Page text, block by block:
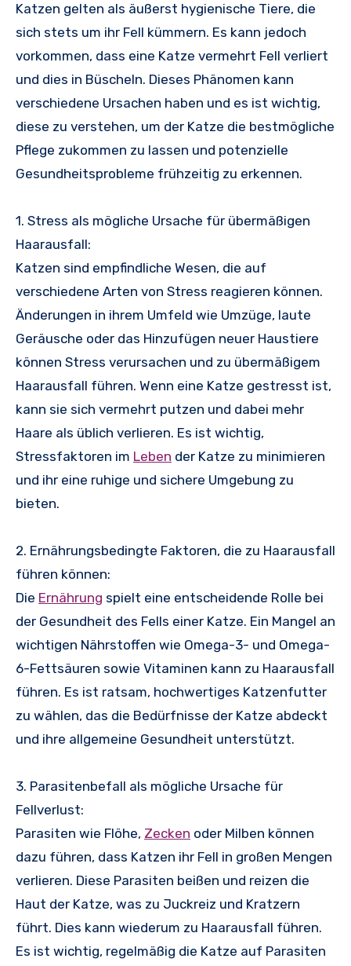
Katzen gelten als äußerst hygienische Tiere, die
sich stets um ihr Fell kümmern. Es kann jedoch
vorkommen, dass eine Katze vermehrt Fell verliert
und dies in Büscheln. Dieses Phänomen kann
verschiedene Ursachen haben und es ist wichtig,
diese zu verstehen, um der Katze die bestmögliche
Pflege zukommen zu lassen und potenzielle
Gesundheitsprobleme frühzeitig zu erkennen.
1. Stress als mögliche Ursache für übermäßigen
Haarausfall:
Katzen sind empfindliche Wesen, die auf
verschiedene Arten von Stress reagieren können.
Änderungen in ihrem Umfeld wie Umzüge, laute
Geräusche oder das Hinzufügen neuer Haustiere
können Stress verursachen und zu übermäßigem
Haarausfall führen. Wenn eine Katze gestresst ist,
kann sie sich vermehrt putzen und dabei mehr
Haare als üblich verlieren. Es ist wichtig,
Stressfaktoren im Leben der Katze zu minimieren
und ihr eine ruhige und sichere Umgebung zu
bieten.
2. Ernährungsbedingte Faktoren, die zu Haarausfall
führen können:
Die Ernährung spielt eine entscheidende Rolle bei
der Gesundheit des Fells einer Katze. Ein Mangel an
wichtigen Nährstoffen wie Omega-3- und Omega-
6-Fettsäuren sowie Vitaminen kann zu Haarausfall
führen. Es ist ratsam, hochwertiges Katzenfutter
zu wählen, das die Bedürfnisse der Katze abdeckt
und ihre allgemeine Gesundheit unterstützt.
3. Parasitenbefall als mögliche Ursache für
Fellverlust:
Parasiten wie Flöhe, Zecken oder Milben können
dazu führen, dass Katzen ihr Fell in großen Mengen
verlieren. Diese Parasiten beißen und reizen die
Haut der Katze, was zu Juckreiz und Kratzern
führt. Dies kann wiederum zu Haarausfall führen.
Es ist wichtig, regelmäßig die Katze auf Parasiten